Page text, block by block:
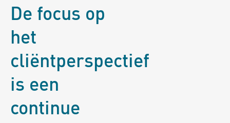
De focus op
het
cliëntperspectief
is een
continue